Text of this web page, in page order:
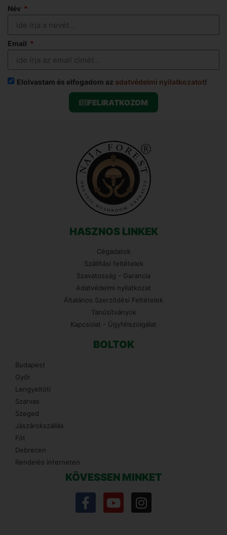
Név
Email
Elolvastam és elfogadom az adatvédelmi nyilatkozatot!
FELIRATKOZOM
HASZNOS LINKEK
Cégadatok
Szállítási feltételek
Szavatosság - Garancia
Adatvédelmi nyilatkozat
Általános Szerződési Feltételek
Tanúsítványok
Kapcsolat - Ügyfélszolgálat
BOLTOK
Budapest
Győr
Lengyeltóti
Szarvas
Szeged
Jászárokszállás
Fót
Debrecen
Rendelés interneten
KÖVESSEN MINKET